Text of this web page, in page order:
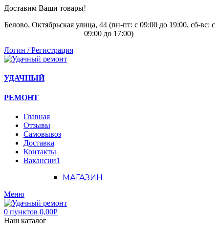
Доставим Ваши товары!
Белово, Октябрьская улица, 44 (пн-пт: с 09:00 до 19:00, сб-вс: с
09:00 до 17:00)
Логин / Регистрация
УДАЧНЫЙ
РЕМОНТ
Главная
Отзывы
Самовывоз
Доставка
Контакты
Вакансии1
МАГАЗИН
Меню
0 пунктов 0,00Р
Наш каталог